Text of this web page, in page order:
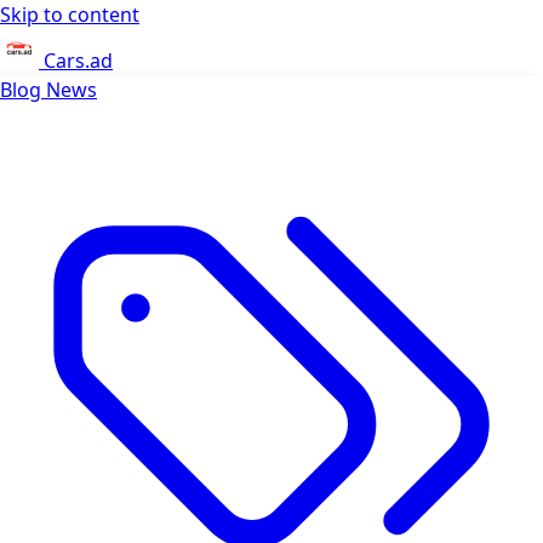
Skip to content
Cars.ad
Blog News